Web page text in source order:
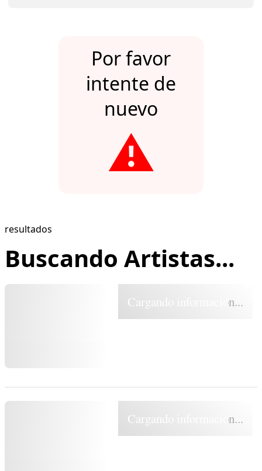
Por favor
intente de
nuevo
⚠️
resultados
Buscando Artistas...
Cargando información...
Cargando información...